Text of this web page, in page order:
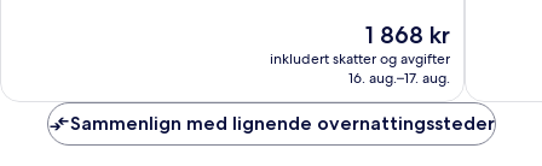
Prisen
1 868 kr
1 868 kr
inkludert skatter og avgifter
16. aug.–17. aug.
Sammenlign med lignende overnattingssteder